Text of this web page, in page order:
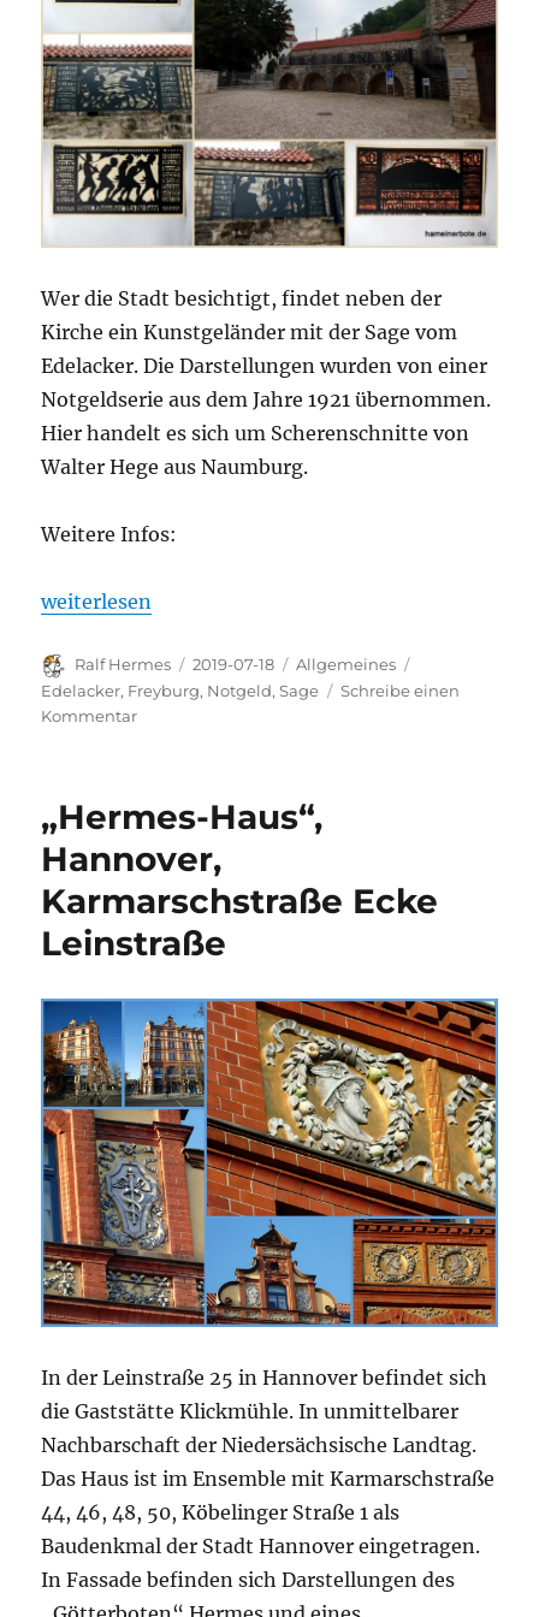
Wer die Stadt besichtigt, findet neben der
Kirche ein Kunstgeländer mit der Sage vom
Edelacker. Die Darstellungen wurden von einer
Notgeldserie aus dem Jahre 1921 übernommen.
Hier handelt es sich um Scherenschnitte von
Walter Hege aus Naumburg.
Weitere Infos:
„Die Sage vom Edelacker in Freyburg (Unstrut)
weiterlesen
Autor
Ralf Hermes
Veröffentlicht
am
2019-07-18 Kategorien
Allgemeines
Edelacker, Freyburg, Notgeld,Sage
Schreibe einen
Kommentarzu
Edelacker
Freyburg
(Unstrut)
Schloß
Neuenburg:
„Hermes-Haus“,
Hannover,
Karmarschstraße Ecke
Leinstraße
In der Leinstraße 25 in Hannover befindet sich
die Gaststätte Klickmühle. In unmittelbarer
Nachbarschaft der Niedersächsische Landtag.
Das Haus ist im Ensemble mit Karmarschstraße
44, 46, 48, 50, Köbelinger Straße 1 als
Baudenkmal der Stadt Hannover eingetragen.
In Fassade befinden sich Darstellungen des